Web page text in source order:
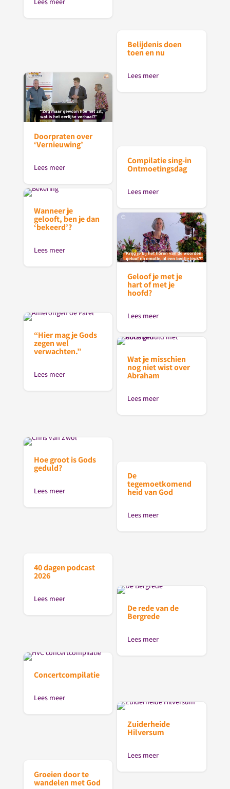
Belijdenis doen
toen en nu
Lees meer
Doorpraten over
‘Vernieuwing’
Lees meer
Compilatie sing-in
Ontmoetingsdag
Lees meer
Wanneer je
gelooft, ben je dan
‘bekeerd’?
Lees meer
Geloof je met je
hart of met je
hoofd?
Lees meer
“Hier mag je Gods
zegen wel
verwachten.”
Lees meer
Wat je misschien
nog niet wist over
Abraham
Lees meer
Hoe groot is Gods
geduld?
Lees meer
De
tegemoetkomend
heid van God
Lees meer
40 dagen podcast
2026
Lees meer
De rede van de
Bergrede
Lees meer
Concertcompilatie
Lees meer
Zuiderheide
Hilversum
Lees meer
Groeien door te
wandelen met God